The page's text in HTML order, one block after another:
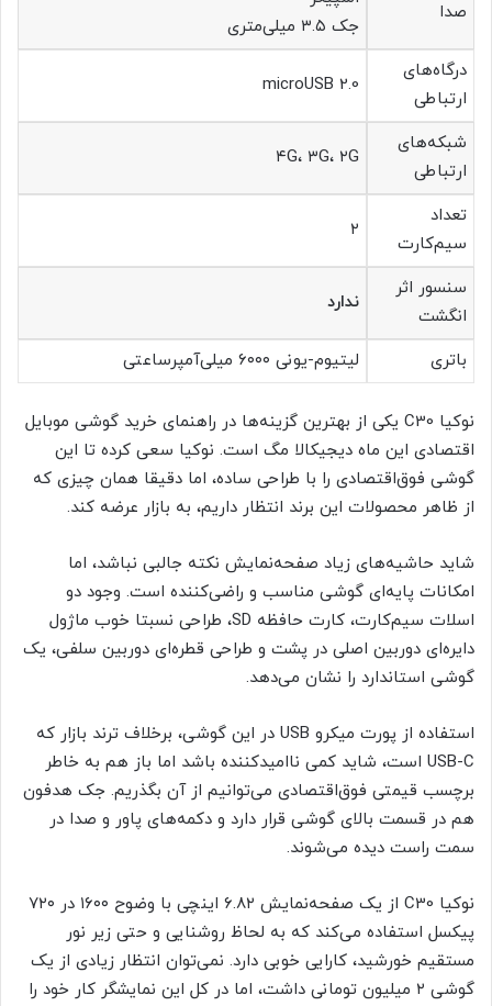
صدا
جک ۳.۵ میلی‌متری
درگاه‌های
ارتباطی
microUSB 2.0
شبکه‌های
ارتباطی
۴G، ۳G، ۲G
تعداد
سیم‌کارت
۲
سنسور اثر
انگشت
ندارد
باتری لیتیوم-یونی ۶۰۰۰ میلی‌آمپرساعتی
نوکیا C30 یکی از بهترین گزینه‌ها در راهنمای خرید گوشی موبایل
اقتصادی این ماه دیجیکالا مگ است. نوکیا سعی کرده تا این
گوشی فوق‌اقتصادی را با طراحی ساده، اما دقیقا همان چیزی که
از ظاهر محصولات این برند انتظار داریم، به بازار عرضه کند.
شاید حاشیه‌های زیاد صفحه‌نمایش نکته جالبی نباشد، اما
امکانات پایه‌ای گوشی مناسب و راضی‌کننده است. وجود دو
اسلات سیم‌کارت، کارت حافظه SD، طراحی نسبتا خوب ماژول
دایره‌ای دوربین اصلی در پشت و طراحی قطره‌ای دوربین سلفی، یک
گوشی استاندارد را نشان می‌دهد.
استفاده از پورت میکرو USB در این گوشی، برخلاف ترند بازار که
USB-C است، شاید کمی ناامید‌کننده باشد اما باز هم به خاطر
برچسب قیمتی فوق‌اقتصادی می‌توانیم از آن بگذریم. جک هدفون
هم در قسمت بالای گوشی قرار دارد و دکمه‌های پاور و صدا در
سمت راست دیده می‌شوند.
نوکیا C30 از یک صفحه‌نمایش ۶.۸۲ اینچی با وضوح ۱۶۰۰ در ۷۲۰
پیکسل استفاده می‌کند که به لحاظ روشنایی و حتی زیر نور
مستقیم خورشید، کارایی خوبی دارد. نمی‌توان انتظار زیادی از یک
گوشی ۲ میلیون تومانی داشت، اما در کل این نمایشگر کار خود را